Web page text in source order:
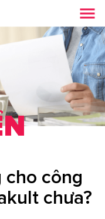
cho công
chưa?